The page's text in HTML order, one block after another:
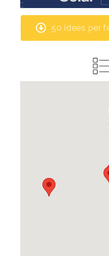
50 idees per